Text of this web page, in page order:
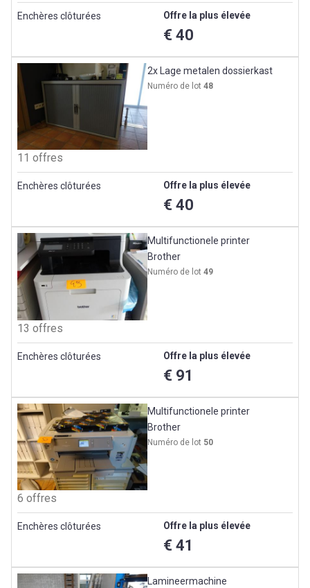
Enchères clôturées Offre la plus élevée
€ 40
2x Lage metalen dossierkast
Numéro de lot48
11 offres
Enchères clôturées Offre la plus élevée
€ 40
Multifunctionele printer
Brother
Numéro de lot49
13 offres
Enchères clôturées Offre la plus élevée
€ 91
Multifunctionele printer
Brother
Numéro de lot 50
6 offres
Enchères clôturées Offre la plus élevée
€ 41
Lamineermachine